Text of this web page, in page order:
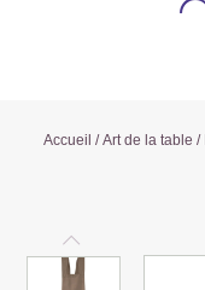
Accueil /Art de la table /